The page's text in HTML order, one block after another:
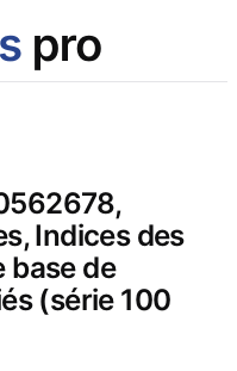
Indices des
base de
(série 100